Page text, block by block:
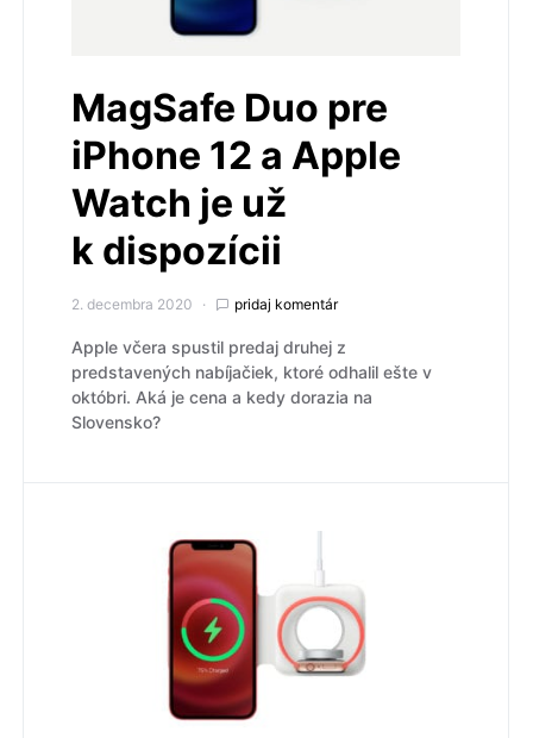
MagSafe Duo pre
iPhone 12 a Apple
Watch je už
k dispozícii
2. decembra 2020 pridaj komentár
Apple včera spustil predaj druhej z
predstavených nabíjačiek, ktoré odhalil ešte v
októbri. Aká je cena a kedy dorazia na
Slovensko?